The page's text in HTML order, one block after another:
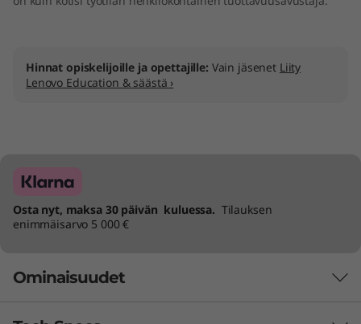
Hinnat opiskelijoille ja opettajille: Vain jäsenet Liity
Lenovo Education & säästä ›
Osta nyt, maksa 30 päivän kuluessa. Tilauksen
enimmäisarvo 5 000 €
Ominaisuudet